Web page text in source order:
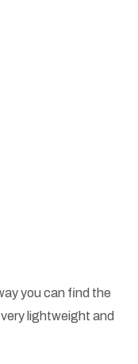
you can find the
lightweight and